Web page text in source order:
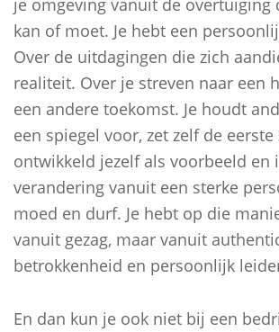
je omgeving vanuit de overtuiging
kan of moet. Je hebt een
Over de uitdagingen die zich
realiteit. Over je streven naar een
een andere toekomst. Je houdt
een spiegel voor, zet zelf de eerste
ontwikkeld jezelf als voorbeeld en
verandering vanuit een sterke
moed en durf. Je hebt op die
vanuit gezag, maar vanuit
betrokkenheid en persoonlijk
En dan kun je ook niet bij een